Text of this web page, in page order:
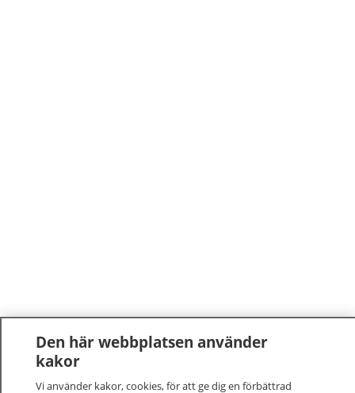
Den här webbplatsen använder
kakor
Vi använder kakor, cookies, för att ge dig en förbättrad